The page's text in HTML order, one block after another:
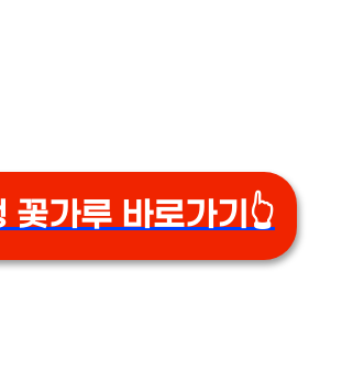
꽃가루 바로가기👆